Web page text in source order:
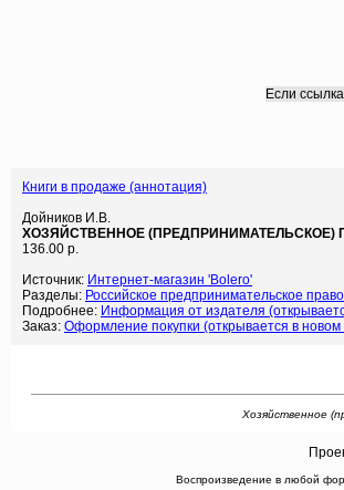
Если
Книги в продаже (аннотация)
Дойников И.В.
ХОЗЯЙСТВЕННОЕ
136.00 р.
Источник: Интернет-магазин 'Bolero'
Разделы: Российское предпринимательское право
Подробнее: Информация от издателя
Заказ: Оформление покупки (открывается в новом
Хозяйственное
Воспроизведение в любой